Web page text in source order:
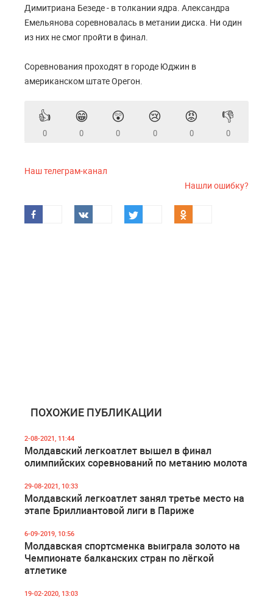
Димитриана Безеде - в толкании ядра. Александра
Емельянова соревновалась в метании диска. Ни один
из них не смог пройти в финал.
Соревнования проходят в городе Юджин в
американском штате Орегон.
👍
0
😁
0
😲
0
😢
0
😡
0
👎
0
Наш телеграм-канал
Нашли ошибку?
ПОХОЖИЕ ПУБЛИКАЦИИ
2-08-2021, 11:44
Молдавский легкоатлет вышел в финал
олимпийских соревнований по метанию молота
29-08-2021, 10:33
Молдавский легкоатлет занял третье место на
этапе Бриллиантовой лиги в Париже
6-09-2019, 10:56
Молдавская спортсменка выиграла золото на
Чемпионате балканских стран по лёгкой
атлетике
19-02-2020, 13:03